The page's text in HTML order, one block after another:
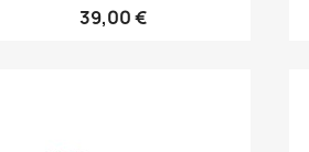
39,00 €